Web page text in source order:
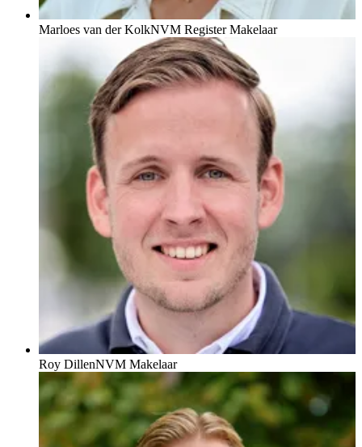
Marloes van der KolkNVM Register Makelaar
Roy DillenNVM Makelaar